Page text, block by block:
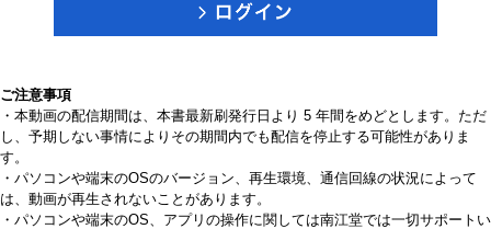
ご注意事項
・本動画の配信期間は、本書最新刷発行日より 5 年間をめどとします。ただ
し、予期しない事情によりその期間内でも配信を停止する可能性がありま
す。
・パソコンや端末のOSのバージョン、再生環境、通信回線の状況によって
は、動画が再生されないことがあります。
・パソコンや端末のOS、アプリの操作に関しては南江堂では一切サポートい